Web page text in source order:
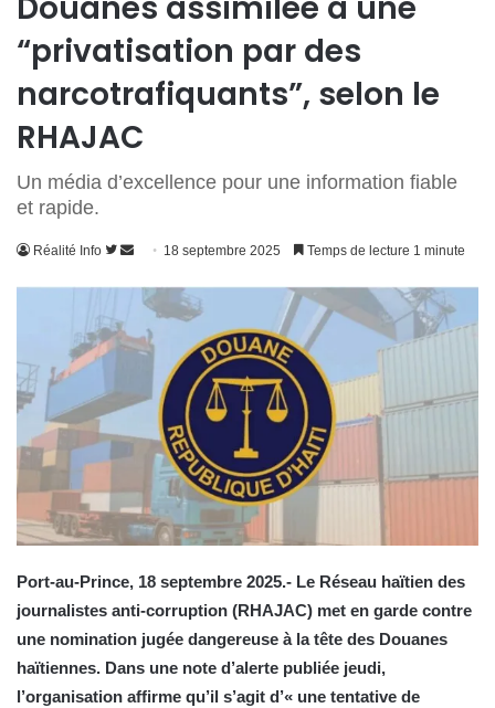
“privatisation par des
narcotrafiquants”, selon le
RHAJAC
Un média d’excellence pour une information fiable
et rapide.
Réalité Info
Suivre
Twitter
Envoyer
courriel
18 septembre 2025 Temps de lecture 1 minute
Port-au-Prince, 18 septembre 2025.- Le Réseau haïtien des
journalistes anti-corruption (RHAJAC) met en garde contre
une nomination jugée dangereuse à la tête des Douanes
haïtiennes. Dans une note d’alerte publiée jeudi,
l’organisation affirme qu’il s’agit d’« une tentative de